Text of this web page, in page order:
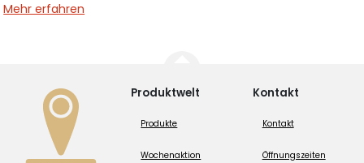
Mehr erfahren
Produktwelt
Produkte
Wochenaktion
Kontakt
Kontakt
Öffnungszeiten